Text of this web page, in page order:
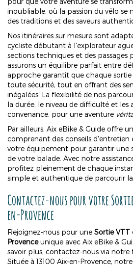
inoubliable, où la passion du vélo se
des traditions et des saveurs
Nos itinéraires sur mesure sont
cycliste débutant à l'explorateur
sections techniques et des passages
assurons un équilibre parfait entre
approche garantit que chaque sortie
toute sécurité, tout en offrant des
inégalées. La flexibilité de nos
la durée, le niveau de difficulté et les
convenance, pour une aventure
Par ailleurs, Aix eBike & Guide offre
comprenant des conseils d'entretien
votre équipement pour garantir une
de votre balade. Avec notre
profitez pleinement de chaque
simple et authentique de parcourir la
Contactez-nous pour votre
en-Provence
Rejoignez-nous pour une Sortie VTT
Provenceunique avec Aix eBike &
savoir plus, contactez-nous via notre
Située à 13100 Aix-en-Provence,